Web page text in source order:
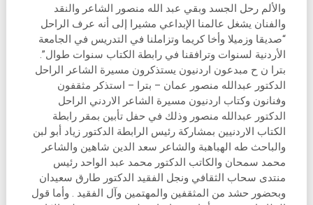
والألم رحل الجسد وبقي عبد الله منصور الشاعر والنقد
والفنان يشغل عالمنا الإبداعي مشيرا إلى أنه عرف الراحل
“صديقا وزميلا وأخا كريما وتزاملنا في التدريس في الجامعة
الأردنية لسنوات وترافقنا في رابطة الكتاب سنوات طوال”.
بترا ن ح مبدعون اردنيون يستذكرون مسيرة الشاعر الراحل
الدكتور عبدالله منصور عمان – بترا – استذكر مثقفون
وفنانون وكتاب اردنيون مسيرة الشاعر الاردني الراحل
الدكتور عبدالله منصور وذلك في حفل تأبين بمقر رابطة
الكتاب الاردنيين بمشاركة رئيس الرابطة الدكتور زياد أبو لبن
والباحث طه الهباهبة والشاعر سعد الدين شاهين والشاعر
محمد سمحان والكاتب الدكتور محمد عبد الواحد رئيس
منتدى سحاب الثقافي ونجل الفقيد الدكتور طارق سعيدان
وبحضور حشد من المثقفين والمهتمين وآل الفقيد . وأما قول